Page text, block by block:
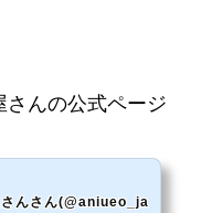
さんの公式ページ
さんさん(@aniueo_ja